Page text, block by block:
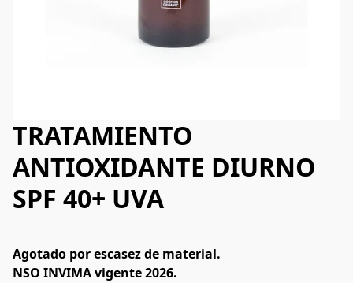
TRATAMIENTO
ANTIOXIDANTE DIURNO
SPF 40+ UVA
Agotado por escasez de material.
NSO INVIMA vigente 2026.